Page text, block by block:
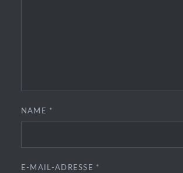
NAME *
E-MAIL-ADRESSE *